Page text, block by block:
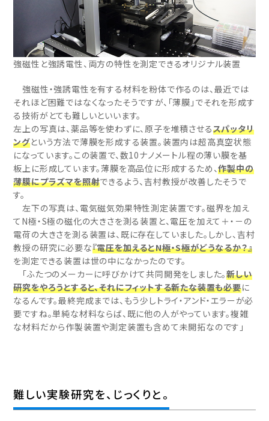
強磁性と強誘電性、両方の特性を測定できるオリジナル装置
強磁性・強誘電性を有する材料を粉体で作るのは、最近では
それほど困難ではなくなったそうですが、「薄膜」でそれを形成す
る技術がとても難しいといいます。
左上の写真は、薬品等を使わずに、原子を堆積させるスパッタリ
ングという方法で薄膜を形成する装置。装置内は超高真空状態
になっています。この装置で、数10ナノメートル程の薄い膜を基
板上に形成しています。薄膜を高品位に形成するため、作製中の
薄膜にプラズマを照射できるよう、吉村教授が改善したそうで
す。
左下の写真は、電気磁気効果特性測定装置です。磁界を加え
てN極・S極の磁化の大きさを測る装置と、電圧を加えて＋・－の
電荷の大きさを測る装置は、既に存在していました。しかし、吉村
教授の研究に必要な『電圧を加えるとN極・S極がどうなるか？』
を測定できる装置は世の中になかったのです。
「ふたつのメーカーに呼びかけて共同開発をしました。新しい
研究をやろうとすると、それにフィットする新たな装置も必要に
なるんです。最終完成までは、もう少しトライ・アンド・エラーが必
要ですね。単純な材料ならば、既に他の人がやっています。複雑
な材料だから作製装置や測定装置も含めて未開拓なのです」
難しい実験研究を、じっくりと。